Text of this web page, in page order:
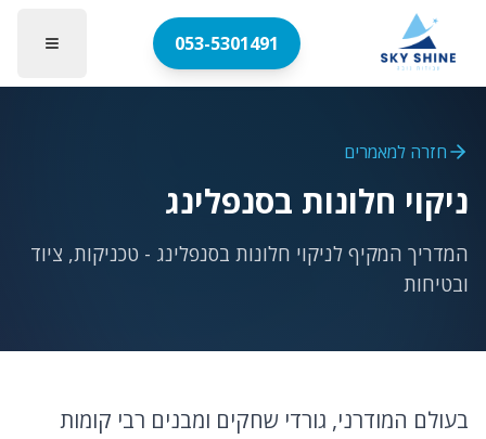
053-5301491
חזרה למאמרים
ניקוי חלונות בסנפלינג
המדריך המקיף לניקוי חלונות בסנפלינג - טכניקות, ציוד
ובטיחות
בעולם המודרני, גורדי שחקים ומבנים רבי קומות